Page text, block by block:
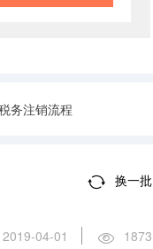
务注销流程
换一批
2019-04-01 1873